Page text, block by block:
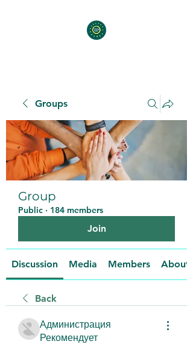
Groups
Group
Public · 184 members
Join
Discussion Media Members About
Back
Администрация
Рекомендует